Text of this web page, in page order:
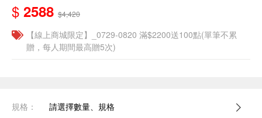
$ 2588 $4,420
【線上商城限定】_0729-0820 滿$2200送100點(單筆不累
贈，每人期間最高贈5次)
規格： 請選擇數量、規格